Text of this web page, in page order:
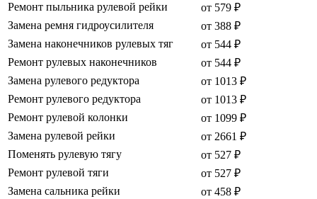
Ремонт пыльника рулевой рейки
от 579 ₽
Замена ремня гидроусилителя
от 388 ₽
Замена наконечников рулевых тяг
от 544 ₽
Ремонт рулевых наконечников
от 544 ₽
Замена рулевого редуктора
от 1013 ₽
Ремонт рулевого редуктора
от 1013 ₽
Ремонт рулевой колонки
от 1099 ₽
Замена рулевой рейки
от 2661 ₽
Поменять рулевую тягу
от 527 ₽
Ремонт рулевой тяги
от 527 ₽
Замена сальника рейки
от 458 ₽